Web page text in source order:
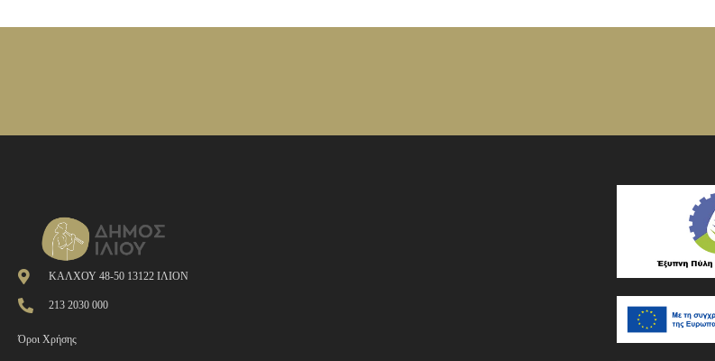
ΚΑΛΧΟΥ 48-50 13122 ΙΛΙΟΝ
213 2030 000
Όροι Χρήσης